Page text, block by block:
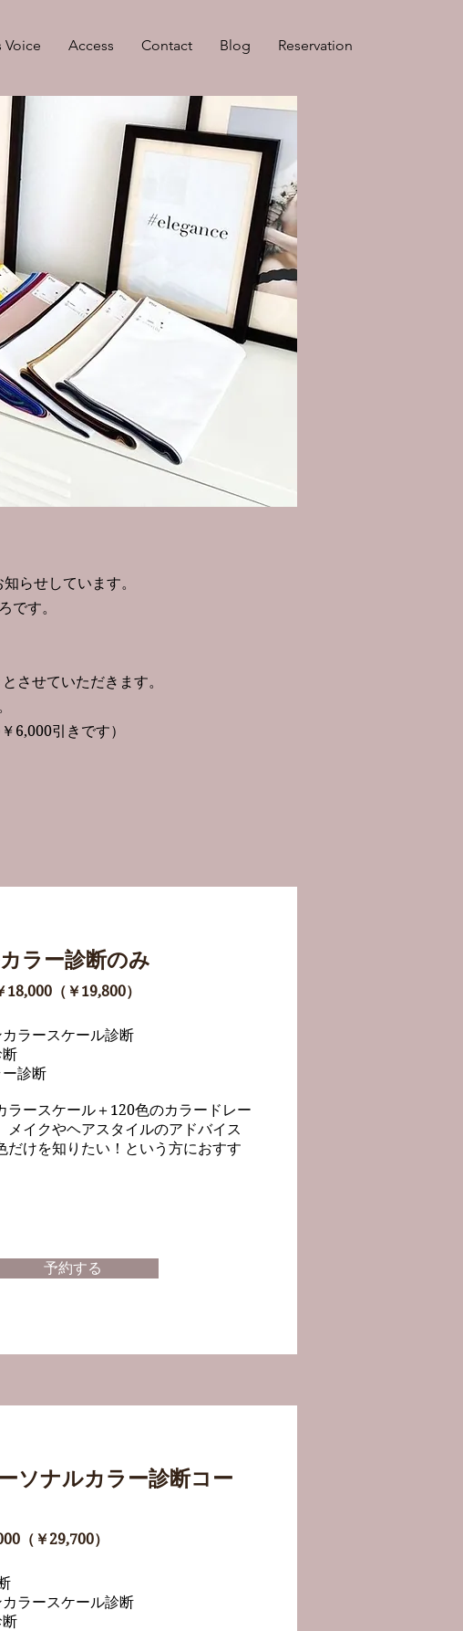
らせしています。
です。
させていただきます。
6,000引きです）
ラー診断のみ
（￥19,800）
ラースケール診断
診断
ラースケール＋120色のカラードレー
メイクやヘアスタイルのアドバイス
だけを知りたい！という方におすす
予約する
ーソナルカラー診断コー
（￥29,700）
ラースケール診断
Voice Access Contact Blog Reservation